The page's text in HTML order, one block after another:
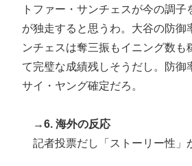
トファー・サンチェスが今の調
が独走すると思うわ。大谷の防御
ンチェスは奪三振もイニング数も
て完璧な成績残しそうだし。防御
サイ・ヤング確定だろ。
→6. 海外の反応
記者投票だし「ストーリー性」